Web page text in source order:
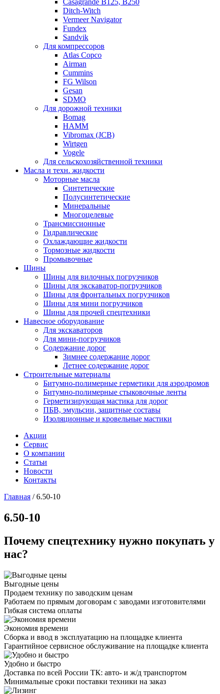
Ditch-Witch
Vermeer Navigator
Fundex
Sandvik
Для компрессоров
Atlas Copco
Airman
Cummins
FG Wilson
Gesan
SDMO
Для дорожной техники
Bomag
HAMM
Vibromax (JCB)
Wirtgen
Vogele
Для сельскохозяйственной техники
Масла и техн. жидкости
Моторные масла
Синтетические
Полусинтетические
Минеральные
Многоцелевые
Трансмиссионные
Гидравлические
Охлаждающие жидкости
Тормозные жидкости
Промывочные
Шины
Шины для вилочных погрузчиков
Шины для экскаватор-погрузчиков
Шины для фронтальных погрузчиков
Шины для мини погрузчиков
Шины для прочей спецтехники
Навесное оборудование
Для экскаваторов
Для мини-погрузчиков
Содержание дорог
Зимнее содержание дорог
Летнее содержание дорог
Строительные материалы
Битумно-полимерные герметики для аэродромов
Битумно-полимерные стыковочные ленты
Герметизирующая мастика для дорог
ПБВ, эмульсии, защитные составы
Изоляционные и кровельные мастики
Акции
Сервис
О компании
Статьи
Новости
Контакты
Главная /6.50-10
6.50-10
Почему спецтехнику нужно покупать у
нас?
Выгодные цены
Продаем технику по заводским ценам
Работаем по прямым договорам с заводами изготовителями
Гибкая система оплаты
Экономия времени
Сборка и ввод в эксплуатацию на площадке клиента
Гарантийное сервисное обслуживание на площадке клиента
Удобно и быстро
Доставка по всей России ТК: авто- и ж/д транспортом
Минимальные сроки поставки техники на заказ